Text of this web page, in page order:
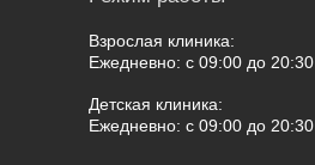
Взрослая клиника:
Ежедневно: с 09:00 до 20:30
Детская клиника:
Ежедневно: с 09:00 до 20:30